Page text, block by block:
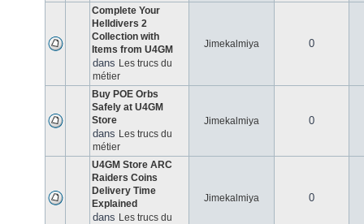
Complete Your
Helldivers 2
Collection with
Items from U4GM
dans Les trucs du
métier
Jimekalmiya 0
Buy POE Orbs
Safely at U4GM
Store
dans Les trucs du
métier
Jimekalmiya 0
U4GM Store ARC
Raiders Coins
Delivery Time
Explained
dans Les trucs du
Jimekalmiya 0